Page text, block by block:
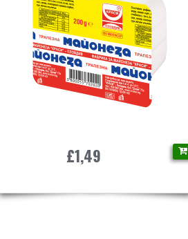
£1,49